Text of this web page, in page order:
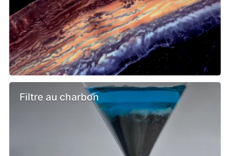
Filtre au charbon